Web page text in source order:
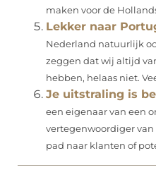
maken voor de
Lekker naar
Nederland natuurlijk
zeggen dat wij altijd
hebben, helaas niet.
Je uitstraling is
een eigenaar van een
vertegenwoordiger
pad naar klanten of